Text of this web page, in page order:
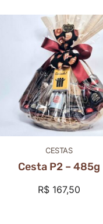
CESTAS
Cesta P2 – 485g
R$167,50